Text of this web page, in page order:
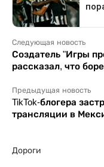
Следующая новость
Создатель "Игры
рассказал, что
Предыдущая новость
TikTok-блогера
трансляции в
Дороги